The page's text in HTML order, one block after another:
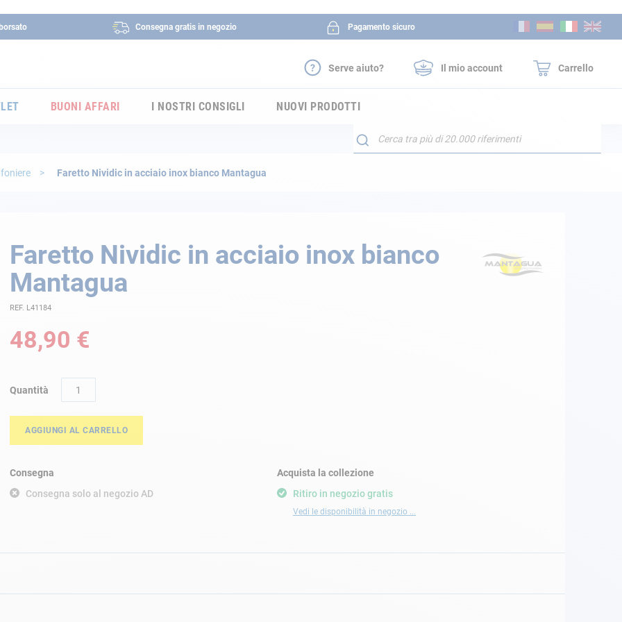
Consegna gratis in negozio Pagamento sicuro
al
Serve aiuto? Il mio account Carrello
BUONI AFFARI I NOSTRI CONSIGLI NUOVI PRODOTTI
Search
Faretto Nividic in acciaio inox bianco Mantagua
Faretto Nividic in acciaio inox bianco
Mantagua
REF. L41184
48,90 €
Quantità
AGGIUNGI AL CARRELLO
Consegna
Consegna solo al negozio AD
Ritiro in negozio gratis
Vedi le disponibilità in negozio ...
Acquista la collezione